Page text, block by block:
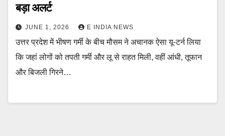
बड़ा अलर्ट
JUNE 1, 2026 E INDIA NEWS
उत्तर प्रदेश में भीषण गर्मी के बीच मौसम ने अचानक ऐसा यू-टर्न लिया
कि जहां लोगों को तपती गर्मी और लू से राहत मिली, वहीं आंधी, तूफान
और बिजली गिरने…